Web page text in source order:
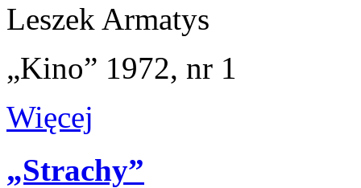
Leszek Armatys
„Kino” 1972, nr 1
Więcej
„Strachy”